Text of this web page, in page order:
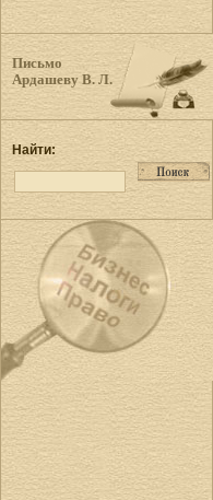
Письмо
Ардашеву В. Л.
Найти: